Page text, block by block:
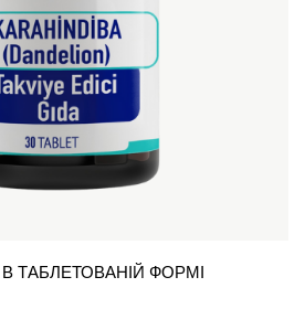
ТАБЛЕТОВАНІЙ ФОРМІ